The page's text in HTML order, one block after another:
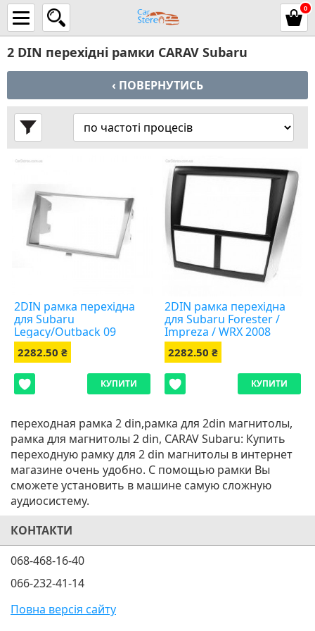
0
2 DIN перехідні рамки CARAV Subaru
‹ ПОВЕРНУТИСЬ
2DIN рамка перехідна
для Subaru
Legacy/Outback 09
2282.50 ₴
КУПИТИ
2DIN рамка перехідна
для Subaru Forester /
Impreza / WRX 2008
2282.50 ₴
КУПИТИ
переходная рамка 2 din,рамка для 2din магнитолы,
рамка для магнитолы 2 din, CARAV Subaru: Купить
переходную рамку для 2 din магнитолы в интернет
магазине очень удобно. С помощью рамки Вы
сможете установить в машине самую сложную
аудиосистему.
КОНТАКТИ
068-468-16-40
066-232-41-14
Повна версія сайту